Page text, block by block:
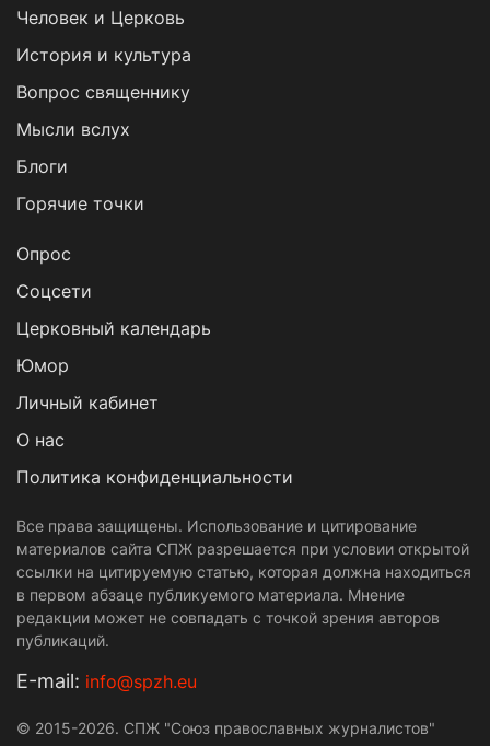
Человек и Церковь
История и культура
Вопрос священнику
Мысли вслух
Блоги
Горячие точки
Опрос
Cоцсети
Церковный календарь
Юмор
Личный кабинет
О нас
Политика конфиденциальности
Все права защищены. Использование и цитирование
материалов сайта СПЖ разрешается при условии открытой
ссылки на цитируемую статью, которая должна находиться
в первом абзаце публикуемого материала. Мнение
редакции может не совпадать с точкой зрения авторов
публикаций.
Е-mail: info@spzh.eu
© 2015-2026. СПЖ "Союз православных журналистов"